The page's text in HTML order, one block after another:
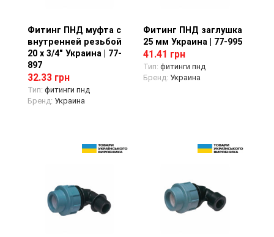
Просмотр товара
Фитинг ПНД муфта с
внутренней резьбой
20 х 3/4" Украина | 77-
897
32.33 грн
Тип: фитинги пнд
Бренд: Украина
Просмотр товара
Фитинг ПНД заглушка
25 мм Украина | 77-995
41.41 грн
Тип: фитинги пнд
Бренд: Украина